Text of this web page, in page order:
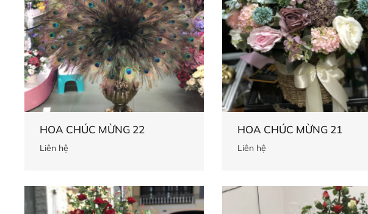
HOA CHÚC MỪNG 22
Liên hệ
HOA CHÚC MỪNG 21
Liên hệ